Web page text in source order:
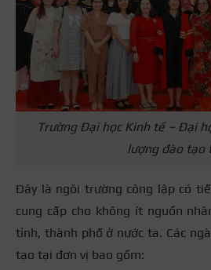
Trường Đại học Kinh tế – Đại
lượng đào tạo
Đây là ngôi trường công lập có
cung cấp cho không ít nguồn
tỉnh, thành phố ở nước ta. Các
tạo tại đơn vị bao gồm: